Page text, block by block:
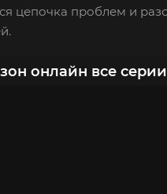
цепочка проблем и
онлайн все